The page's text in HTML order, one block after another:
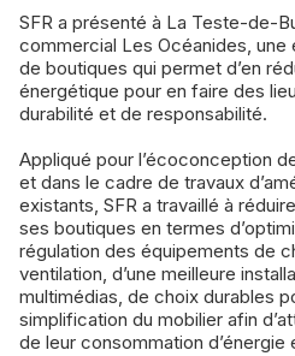
SFR a présenté à La Teste-de-
commercial Les Océanides,
de boutiques qui permet d’en
énergétique pour en faire des
durabilité et de responsabilité.
Appliqué pour l’écoconception
et dans le cadre de travaux
existants, SFR a travaillé à
ses boutiques en termes
régulation des équipements de
ventilation, d’une meilleure
multimédias, de choix durables
simplification du mobilier afin
de leur consommation d’énergie